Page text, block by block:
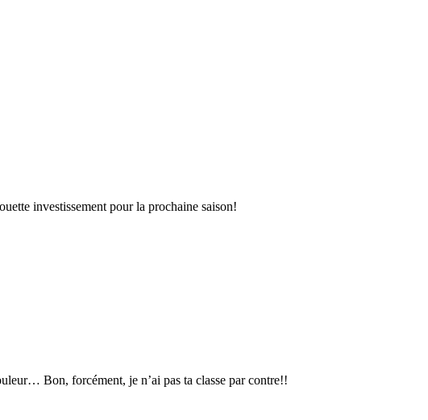
investissement pour la prochaine saison!
Bon, forcément, je n’ai pas ta classe par contre!!